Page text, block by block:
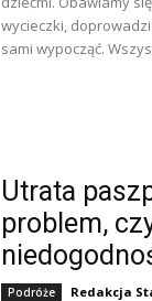
wycieczki,
sami wypocząć.
Utrata
problem,
Podróże Redakcja